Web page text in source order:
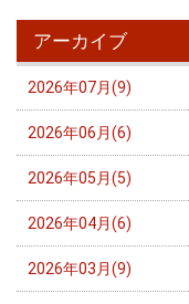
アーカイブ
2026年07月(9)
2026年06月(6)
2026年05月(5)
2026年04月(6)
2026年03月(9)